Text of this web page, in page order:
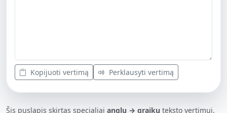
Kopijuoti vertimą Perklausyti vertimą
Šis puslapis skirtas specialiai anglų → graikų teksto vertimui.